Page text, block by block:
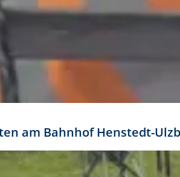
am Bahnhof Henstedt-